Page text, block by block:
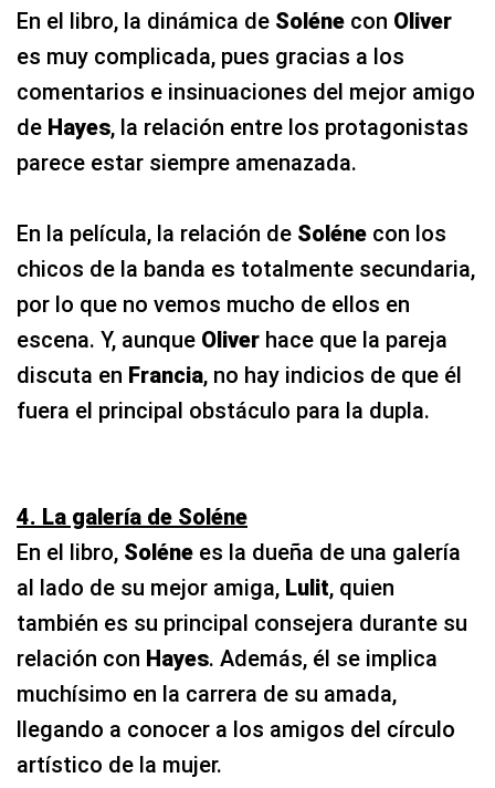
En el libro, la dinámica de Soléne con Oliver
es muy complicada, pues gracias a los
comentarios e insinuaciones del mejor amigo
de Hayes, la relación entre los protagonistas
parece estar siempre amenazada.
En la película, la relación de Soléne con los
chicos de la banda es totalmente secundaria,
por lo que no vemos mucho de ellos en
escena. Y, aunque Oliver hace que la pareja
discuta en Francia, no hay indicios de que él
fuera el principal obstáculo para la dupla.
4. La galería de Soléne
En el libro, Soléne es la dueña de una galería
al lado de su mejor amiga, Lulit, quien
también es su principal consejera durante su
relación con Hayes. Además, él se implica
muchísimo en la carrera de su amada,
llegando a conocer a los amigos del círculo
artístico de la mujer.